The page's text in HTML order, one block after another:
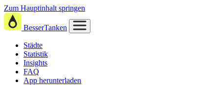
Zum Hauptinhalt springen
BesserTanken
Städte
Statistik
Insights
FAQ
App herunterladen